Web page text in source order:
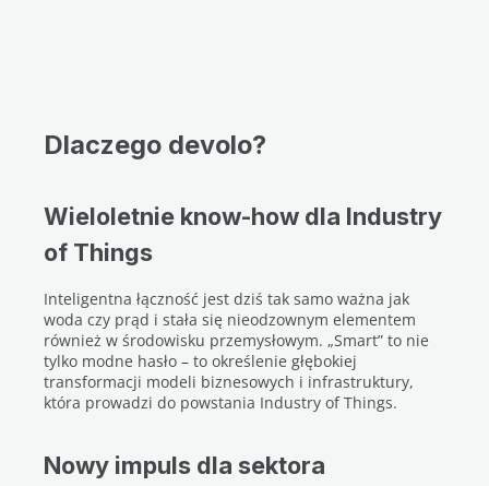
Dlaczego devolo?
Wieloletnie know-how dla Industry
of Things
Inteligentna łączność jest dziś tak samo ważna jak
woda czy prąd i stała się nieodzownym elementem
również w środowisku przemysłowym. „Smart” to nie
tylko modne hasło – to określenie głębokiej
transformacji modeli biznesowych i infrastruktury,
która prowadzi do powstania Industry of Things.
Nowy impuls dla sektora